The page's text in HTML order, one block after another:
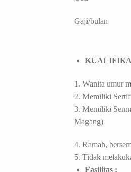
Gaji/
1. Wanita umur
2. Memiliki
3. Memiliki
Magang)
4. Ramah,
5. Tidak
Fasilitas :